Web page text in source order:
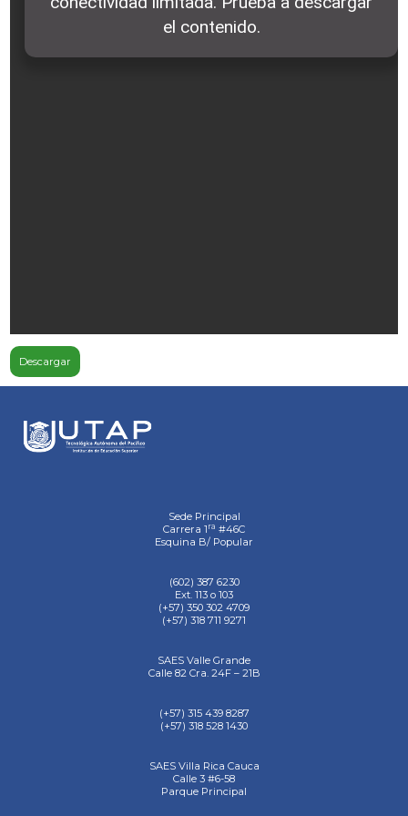
Descargar
Sede Principal
Carrera 1 ra #46C
Esquina B/ Popular
(602) 387 6230
Ext. 113 o 103
(+57) 350 302 4709
(+57) 318 711 9271
SAES Valle Grande
Calle 82 Cra. 24F – 21B
(+57) 315 439 8287
(+57) 318 528 1430
SAES Villa Rica Cauca
Calle 3 #6-58
Parque Principal